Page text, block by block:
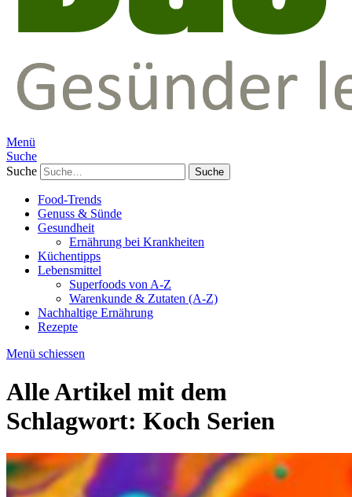
Menü
Suche
Suche
Food-Trends
Genuss & Sünde
Gesundheit
Ernährung bei Krankheiten
Küchentipps
Lebensmittel
Superfoods von A-Z
Warenkunde & Zutaten (A-Z)
Nachhaltige Ernährung
Rezepte
Menü schiessen
Alle Artikel mit dem
Schlagwort: Koch Serien